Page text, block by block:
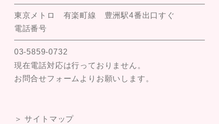
東京メトロ 有楽町線 豊洲駅4番出口すぐ
電話番号
03-5859-0732
現在電話対応は行っておりません。
お問合せフォームよりお願いします。
＞ サイトマップ